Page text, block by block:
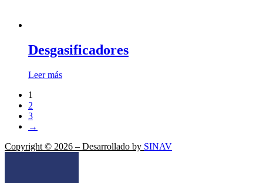
Desgasificadores
Leer más
1
2
3
→
Copyright © 2026 – Desarrollado by SINAV